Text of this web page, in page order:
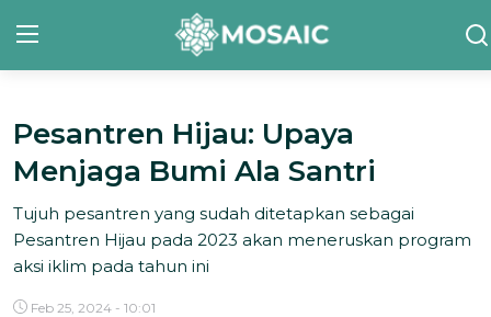
Contact
Tentang Kami
Risalah
Pesantren Hijau: Upaya
Menjaga Bumi Ala Santri
Tujuh pesantren yang sudah ditetapkan sebagai
Pesantren Hijau pada 2023 akan meneruskan program
aksi iklim pada tahun ini
Feb 25, 2024 - 10:01